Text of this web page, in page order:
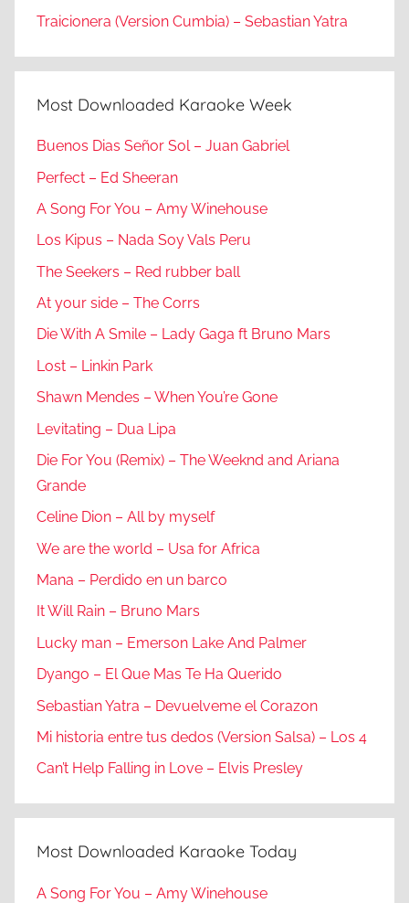
Traicionera (Version Cumbia) – Sebastian Yatra
Most Downloaded Karaoke Week
Buenos Dias Señor Sol – Juan Gabriel
Perfect – Ed Sheeran
A Song For You – Amy Winehouse
Los Kipus – Nada Soy Vals Peru
The Seekers – Red rubber ball
At your side – The Corrs
Die With A Smile – Lady Gaga ft Bruno Mars
Lost – Linkin Park
Shawn Mendes – When You’re Gone
Levitating – Dua Lipa
Die For You (Remix) – The Weeknd and Ariana
Grande
Celine Dion – All by myself
We are the world – Usa for Africa
Mana – Perdido en un barco
It Will Rain – Bruno Mars
Lucky man – Emerson Lake And Palmer
Dyango – El Que Mas Te Ha Querido
Sebastian Yatra – Devuelveme el Corazon
Mi historia entre tus dedos (Version Salsa) – Los 4
Can’t Help Falling in Love – Elvis Presley
Most Downloaded Karaoke Today
A Song For You – Amy Winehouse